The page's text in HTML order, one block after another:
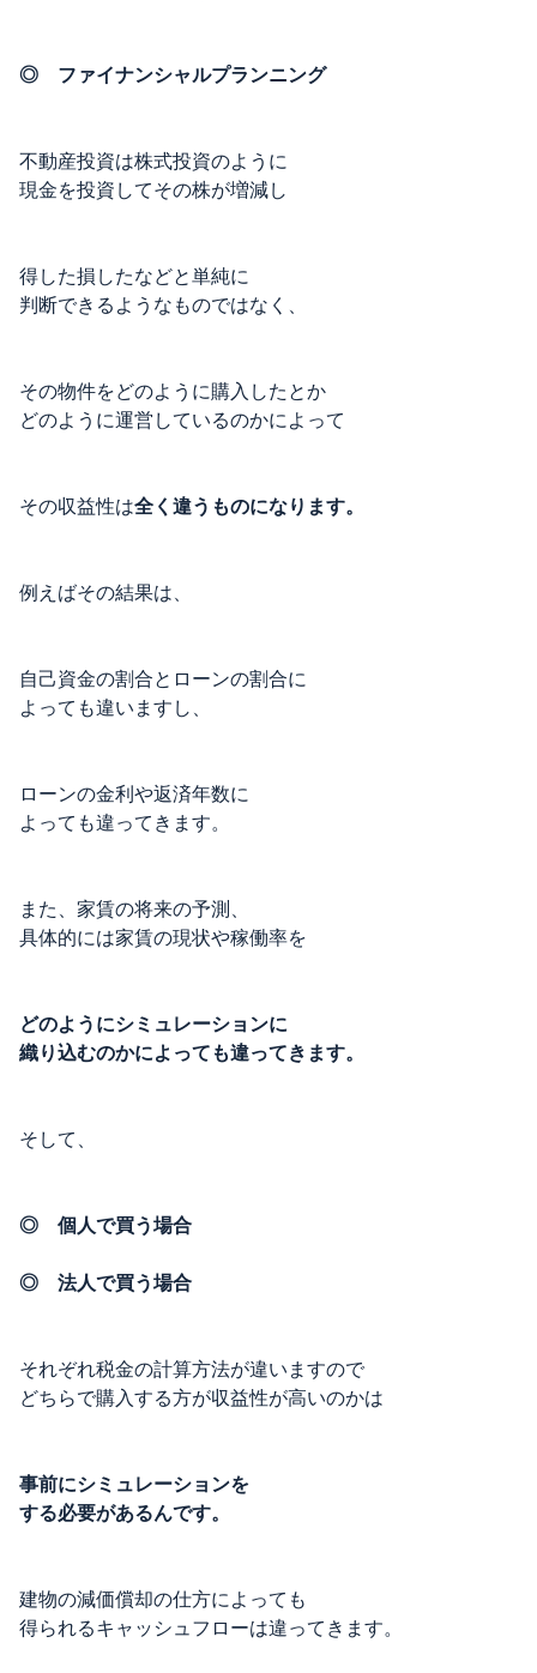
◎ ファイナンシャルプランニング
不動産投資は株式投資のように
現金を投資してその株が増減し
得した損したなどと単純に
判断できるようなものではなく、
その物件をどのように購入したとか
どのように運営しているのかによって
その収益性は全く違うものになります。
例えばその結果は、
自己資金の割合とローンの割合に
よっても違いますし、
ローンの金利や返済年数に
よっても違ってきます。
また、家賃の将来の予測、
具体的には家賃の現状や稼働率を
どのようにシミュレーションに
織り込むのかによっても違ってきます。
そして、
◎ 個人で買う場合
◎ 法人で買う場合
それぞれ税金の計算方法が違いますので
どちらで購入する方が収益性が高いのかは
事前にシミュレーションを
する必要があるんです。
建物の減価償却の仕方によっても
得られるキャッシュフローは違ってきます。